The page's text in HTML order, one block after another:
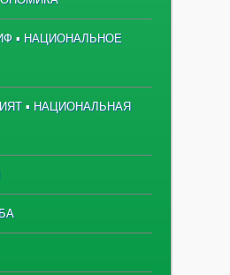
▪ НАЦИОНАЛЬНОЕ
▪ НАЦИОНАЛЬНАЯ